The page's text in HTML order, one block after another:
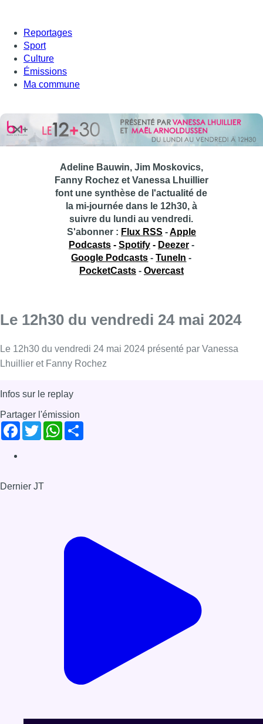
Reportages
Sport
Culture
Émissions
Ma commune
Adeline Bauwin, Jim Moskovics,
Fanny Rochez et Vanessa Lhuillier
font une synthèse de l'actualité de
la mi-journée dans le 12h30, à
suivre du lundi au vendredi.
S'abonner : Flux RSS -Apple
Podcasts - Spotify- Deezer-
Google Podcasts -TuneIn -
PocketCasts- Overcast
Infos sur le replay